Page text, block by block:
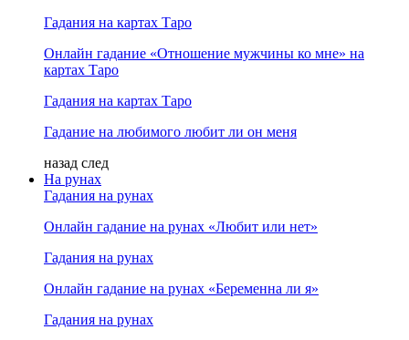
Гадания на картах Таро
Онлайн гадание «Отношение мужчины ко мне» на
картах Таро
Гадания на картах Таро
Гадание на любимого любит ли он меня
назад след
На рунах
Гадания на рунах
Онлайн гадание на рунах «Любит или нет»
Гадания на рунах
Онлайн гадание на рунах «Беременна ли я»
Гадания на рунах